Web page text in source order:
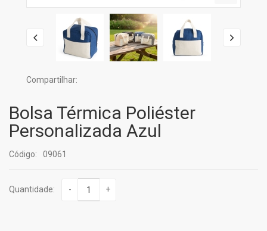
Compartilhar:
Bolsa Térmica Poliéster
Personalizada Azul
Código: 09061
Quantidade: - +